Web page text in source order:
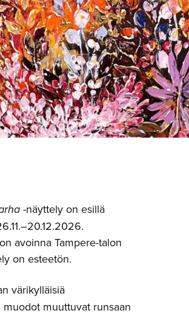
-näyttely on esillä
avoinna Tampere-talon
on esteetön.
värikylläisiä
muuttuvat runsaan